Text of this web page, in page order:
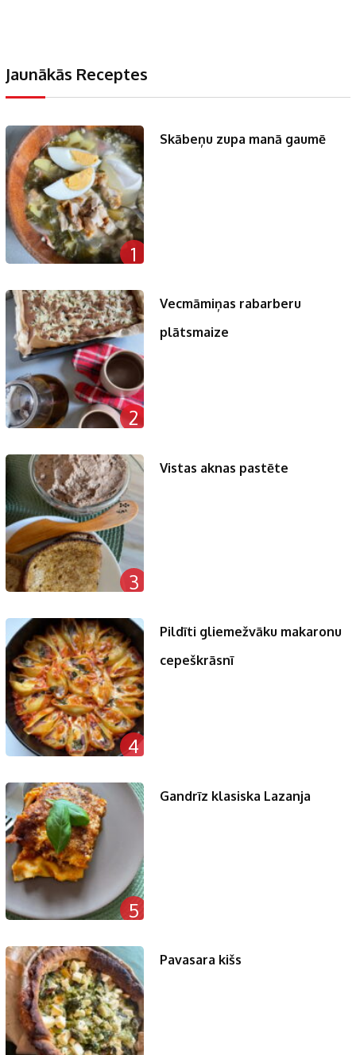
Jaunākās Receptes
1
Skābeņu zupa manā gaumē
2
Vecmāmiņas rabarberu
plātsmaize
3
Vistas aknas pastēte
4
Pildīti gliemežvāku makaronu
cepeškrāsnī
5
Gandrīz klasiska Lazanja
Pavasara kišs